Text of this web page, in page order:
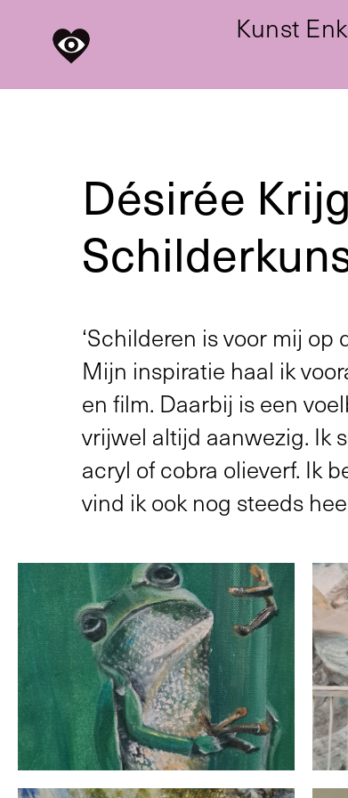
Kunst
Désirée
‘Schilderen is voor mij op
Mijn inspiratie haal ik
en film. Daarbij is een
vrijwel altijd aanwezig. Ik
acryl of cobra olieverf. Ik
vind ik ook nog steeds